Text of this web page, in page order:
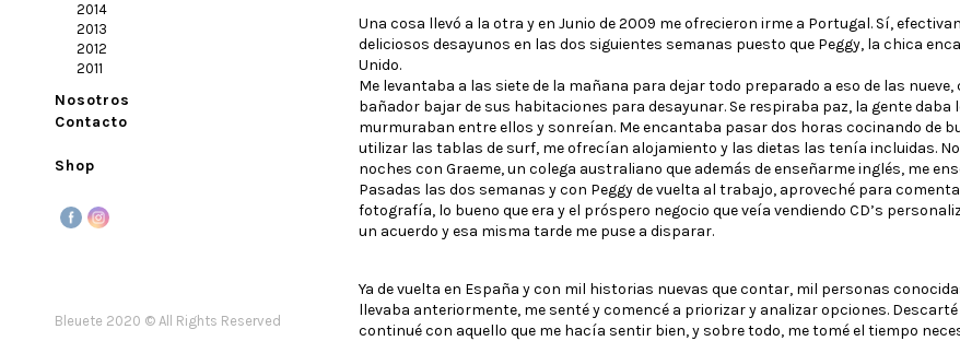
2014
2013
2012
2011
Nosotros
Contacto
Shop
Bleuete 2020 © All Rights Reserved
Una cosa llevó a la otra y en Junio de 2009 me ofrecieron irme a Portugal. Sí,
deliciosos desayunos en las dos siguientes semanas puesto que Peggy, la chica
Unido.
Me levantaba a las siete de la mañana para dejar todo preparado a eso de las
bañador bajar de sus habitaciones para desayunar. Se respiraba paz, la gente
murmuraban entre ellos y sonreían. Me encantaba pasar dos horas cocinando de
utilizar las tablas de surf, me ofrecían alojamiento y las dietas las tenía incluidas.
noches con Graeme, un colega australiano que además de enseñarme inglés, me
Pasadas las dos semanas y con Peggy de vuelta al trabajo, aproveché para
fotografía, lo bueno que era y el próspero negocio que veía vendiendo CD’s
un acuerdo y esa misma tarde me puse a disparar.
Ya de vuelta en España y con mil historias nuevas que contar, mil personas
llevaba anteriormente, me senté y comencé a priorizar y analizar opciones.
continué con aquello que me hacía sentir bien, y sobre todo, me tomé el tiempo